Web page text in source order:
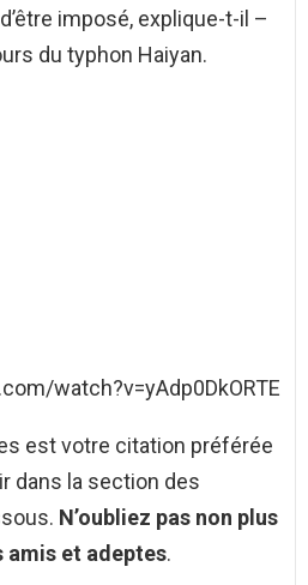
imposé, explique-t-il –
du typhon Haiyan.
watch?v=yAdp0DkORTE
est votre citation préférée
dans la section des
N’oubliez pas non plus
amis et adeptes.